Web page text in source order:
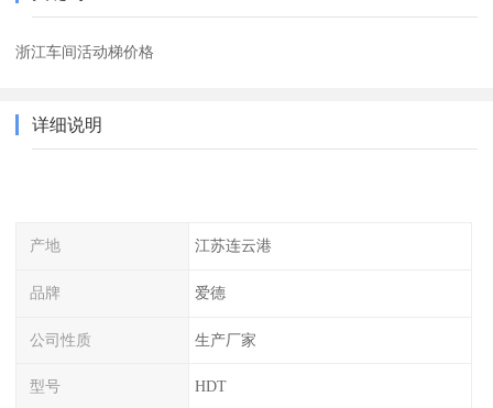
浙江车间活动梯价格
详细说明
产地 江苏连云港
品牌 爱德
公司性质 生产厂家
型号 HDT